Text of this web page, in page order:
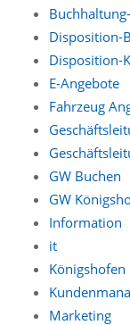
Disposition-
Disposition-
E-Angebote
Fahrzeug
GW Buchen
GW
Information
it
Königshofen
Marketing